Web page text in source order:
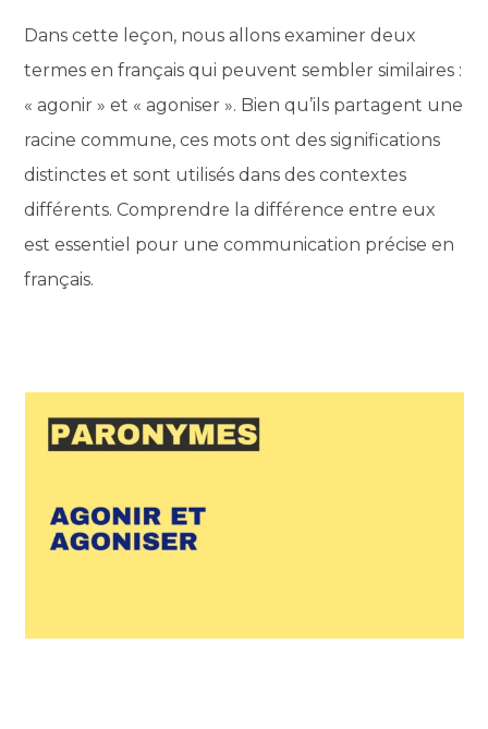
Dans cette leçon, nous allons examiner deux
termes en français qui peuvent sembler similaires :
« agonir » et « agoniser ». Bien qu’ils partagent une
racine commune, ces mots ont des significations
distinctes et sont utilisés dans des contextes
différents. Comprendre la différence entre eux
est essentiel pour une communication précise en
français.